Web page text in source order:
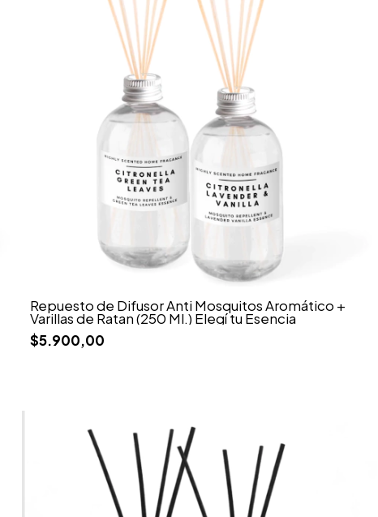
Repuesto de Difusor Anti Mosquitos Aromático +
Varillas de Ratan (250 Ml.) Elegí tu Esencia
$5.900,00